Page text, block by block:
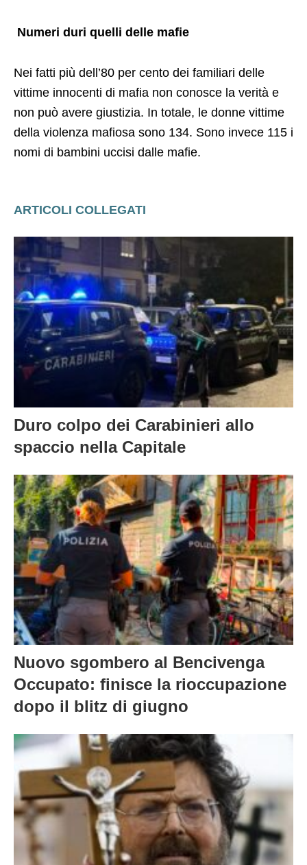
Numeri duri quelli delle mafie
Nei fatti più dell’80 per cento dei familiari delle
vittime innocenti di mafia non conosce la verità e
non può avere giustizia. In totale, le donne vittime
della violenza mafiosa sono 134. Sono invece 115 i
nomi di bambini uccisi dalle mafie.
ARTICOLI COLLEGATI
Duro colpo dei Carabinieri allo
spaccio nella Capitale
Nuovo sgombero al Bencivenga
Occupato: finisce la rioccupazione
dopo il blitz di giugno